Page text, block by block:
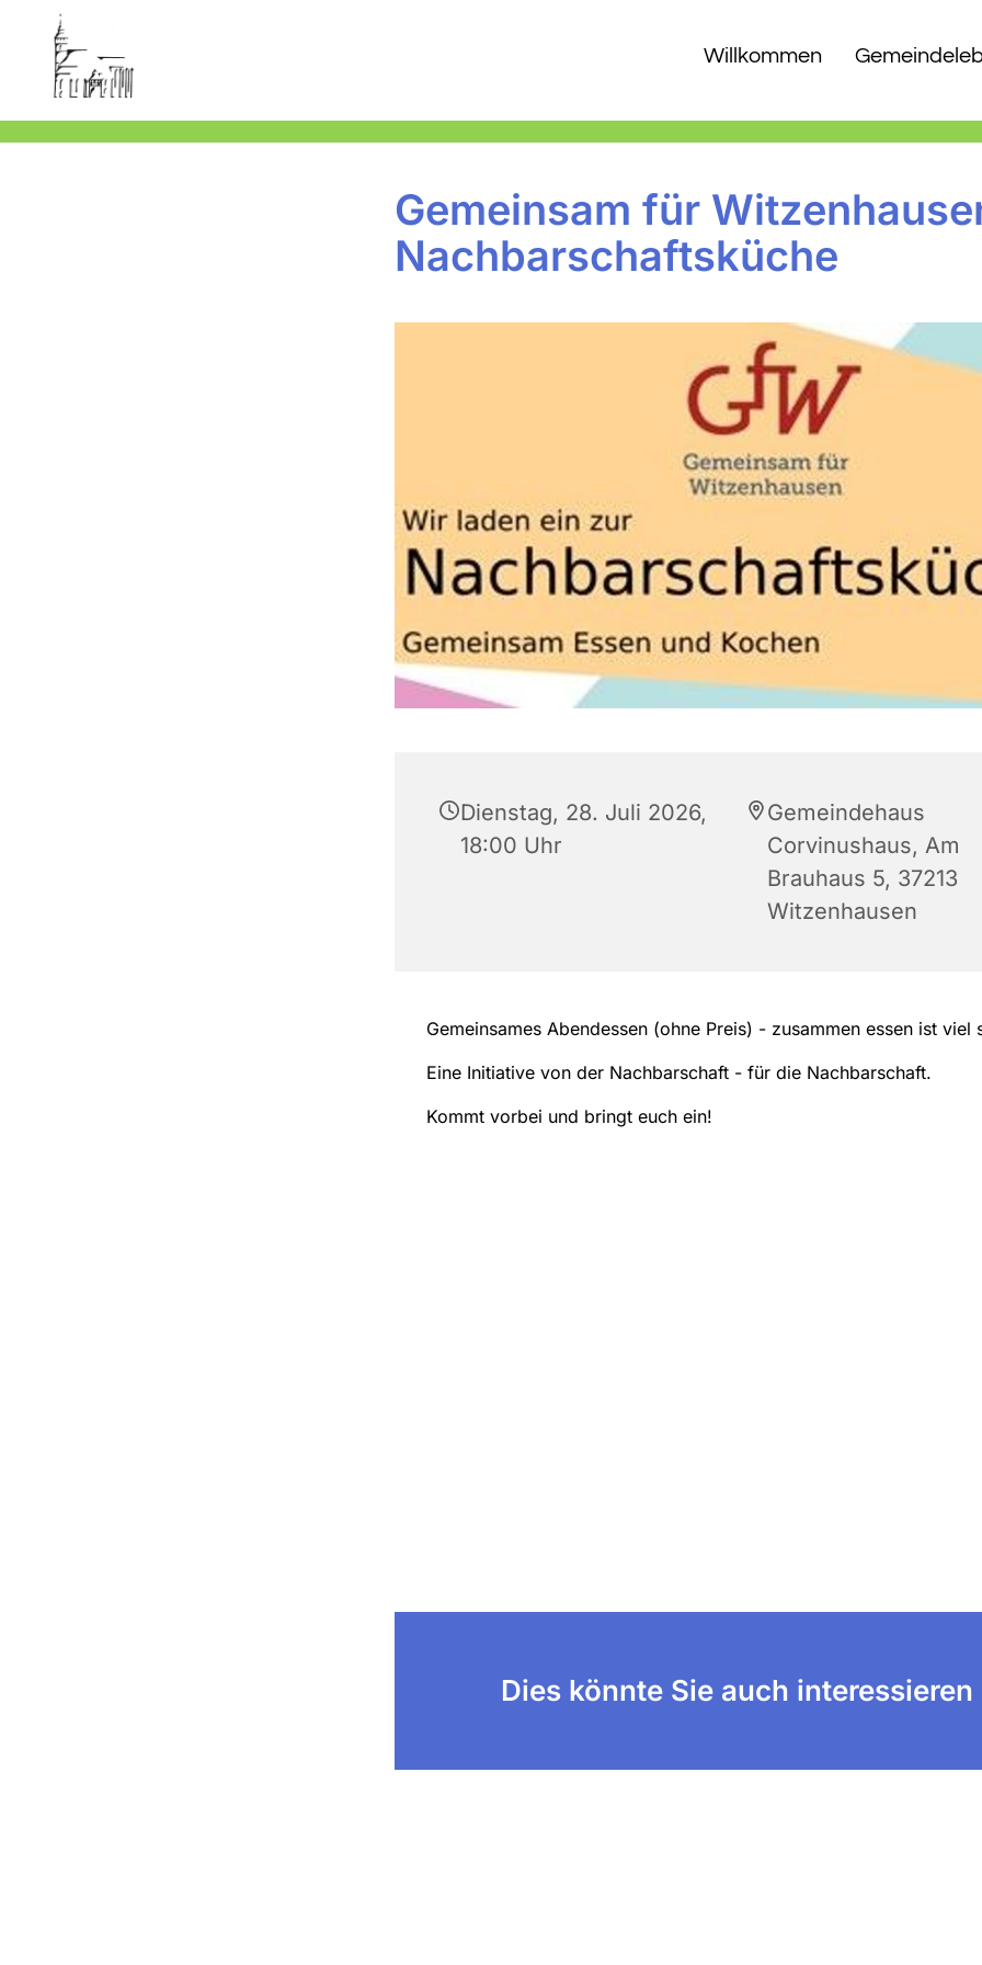
Willkommen
Gemeinsam für
Nachbarschaftsküche
Dienstag, 28. Juli 2026,
18:00 Uhr
Gemeindehaus
Corvinushaus, Am
Brauhaus 5, 37213
Witzenhausen
Gemeinsames Abendessen (ohne Preis) - zusammen essen ist viel
Eine Initiative von der Nachbarschaft - für die Nachbarschaft.
Kommt vorbei und bringt euch ein!
Dies könnte Sie auch interessieren